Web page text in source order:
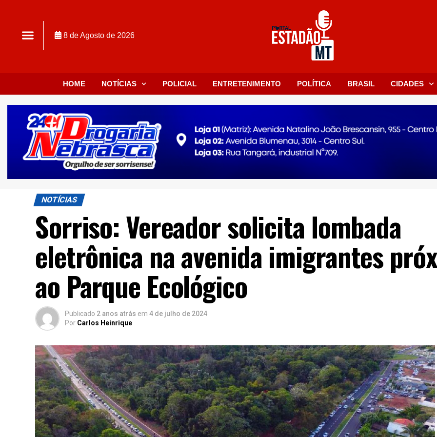
8 de Agosto de 2026
HOME NOTÍCIAS POLICIAL ENTRETENIMENTO POLÍTICA BRASIL CIDADES
NOTÍCIAS
Sorriso: Vereador solicita lombada
eletrônica na avenida imigrantes
ao Parque Ecológico
Publicado 2 anos atrás em 4 de julho de 2024
Por Carlos Heinrique